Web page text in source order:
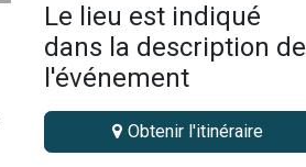
Le lieu est indiqué
dans la description de
l'événement
Obtenir l'itinéraire